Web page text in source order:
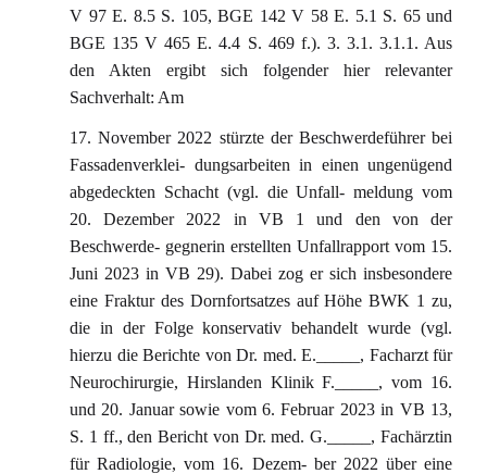
V 97 E. 8.5 S. 105, BGE 142 V 58 E. 5.1 S. 65 und
BGE 135 V 465 E. 4.4 S. 469 f.). 3. 3.1. 3.1.1. Aus
den Akten ergibt sich folgender hier relevanter
Sachverhalt: Am
17. November 2022 stürzte der Beschwerdeführer bei
Fassadenverklei- dungsarbeiten in einen ungenügend
abgedeckten Schacht (vgl. die Unfall- meldung vom
20. Dezember 2022 in VB 1 und den von der
Beschwerde- gegnerin erstellten Unfallrapport vom 15.
Juni 2023 in VB 29). Dabei zog er sich insbesondere
eine Fraktur des Dornfortsatzes auf Höhe BWK 1 zu,
die in der Folge konservativ behandelt wurde (vgl.
hierzu die Berichte von Dr. med. E._____, Facharzt für
Neurochirurgie, Hirslanden Klinik F._____, vom 16.
und 20. Januar sowie vom 6. Februar 2023 in VB 13,
S. 1 ff., den Bericht von Dr. med. G._____, Fachärztin
für Radiologie, vom 16. Dezem- ber 2022 über eine